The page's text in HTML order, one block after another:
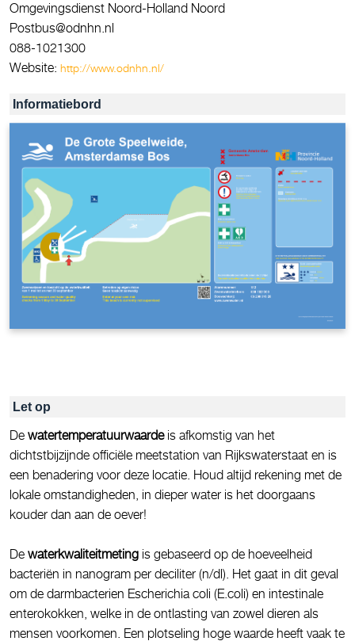
Omgevingsdienst Noord-Holland Noord
Postbus@odnhn.nl
088-1021300
Website: http://www.odnhn.nl/
Informatiebord
Let op
De watertemperatuurwaardeis afkomstig van het
dichtstbijzijnde officiële meetstation van Rijkswaterstaat en is
een benadering voor deze locatie. Houd altijd rekening met de
lokale omstandigheden, in dieper water is het doorgaans
kouder dan aan de oever!
De waterkwaliteitmeting is gebaseerd op de hoeveelheid
bacteriën in nanogram per deciliter (n/dl). Het gaat in dit geval
om de darmbacterien Escherichia coli (E.coli) en intestinale
enterokokken, welke in de ontlasting van zowel dieren als
mensen voorkomen. Een plotseling hoge waarde heeft vaak te